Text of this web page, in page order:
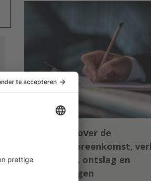
Leer alles over de
arbeidsovereenkomst,
integratie, ontslag en
vergoedingen